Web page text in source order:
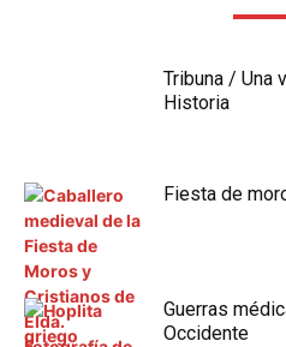
Tribuna / Una
Historia
Fiesta de
Guerras
Occidente